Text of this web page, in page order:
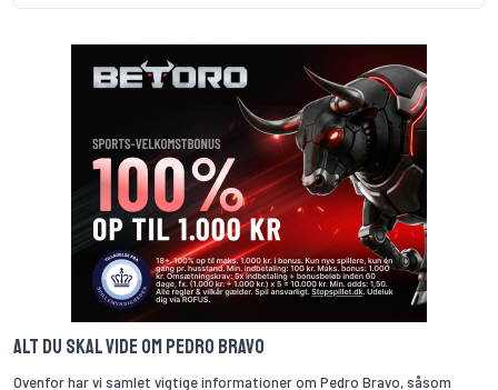
Alt du skal vide om Pedro Bravo
Ovenfor har vi samlet vigtige informationer om Pedro Bravo, såsom